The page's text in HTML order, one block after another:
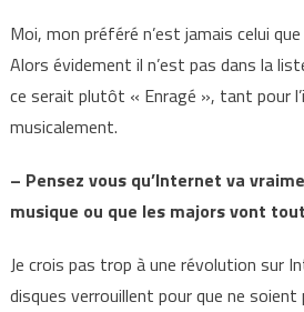
Moi, mon préféré n’est jamais celui
Alors évidement il n’est pas dans la
ce serait plutôt « Enragé », tant pour
musicalement.
– Pensez vous qu’Internet va
musique ou que les majors vont
Je crois pas trop à une révolution sur
disques verrouillent pour que ne